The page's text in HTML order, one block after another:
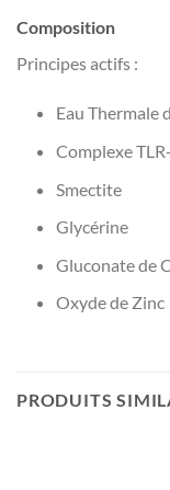
Composition
Principes actifs :
Eau Thermale
Complexe
Smectite
Glycérine
Gluconate de
Oxyde de Zinc
PRODUITS